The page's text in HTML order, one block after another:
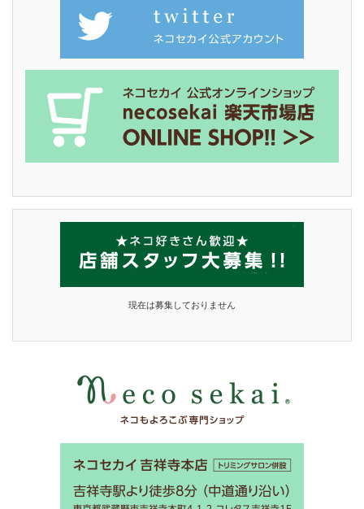
現在は募集しておりません